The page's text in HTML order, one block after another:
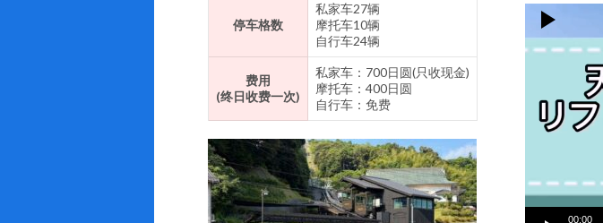
停车格数
私家车27辆
摩托车10辆
自行车24辆
费用
(终日收费一次)
私家车：700日圆(只收现金)
摩托车：400日圆
自行车：免费
频
播
00:00